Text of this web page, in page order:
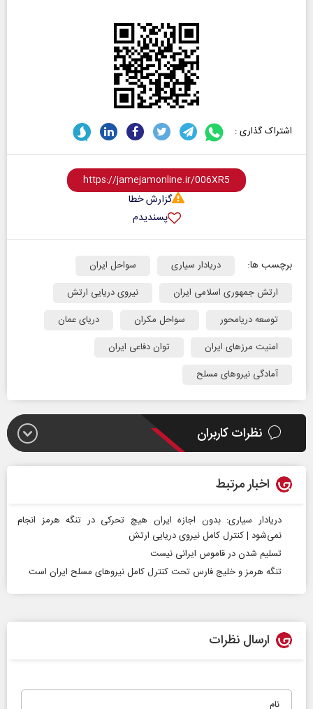
اشتراک گذاری :
گزارش خطا
پسندیدم
برچسب ها: دریادار سیاری
سواحل ایران
ارتش جمهوری اسلامی ایران
نیروی دریایی ارتش
توسعه دریامحور
سواحل مکران
دریای عمان
امنیت مرزهای ایران
توان دفاعی ایران
آمادگی نیروهای مسلح
نظرات کاربران
اخبار مرتبط
دریادار سیاری: بدون اجازه ایران هیچ تحرکی در تنگه هرمز انجام
نمی‌شود | کنترل کامل نیروی دریایی ارتش
تسلیم شدن در قاموس ایرانی نیست
تنگه هرمز و خلیج فارس تحت کنترل کامل نیروهای مسلح ایران است
ارسال نظرات